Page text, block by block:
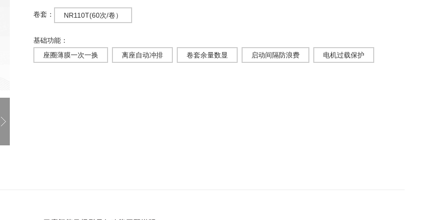
卷套： NR110T(60次/卷）
基础功能：
座圈薄膜一次一换
离座自动冲排 卷套余量数显 启动间隔防浪费 电机过载保护